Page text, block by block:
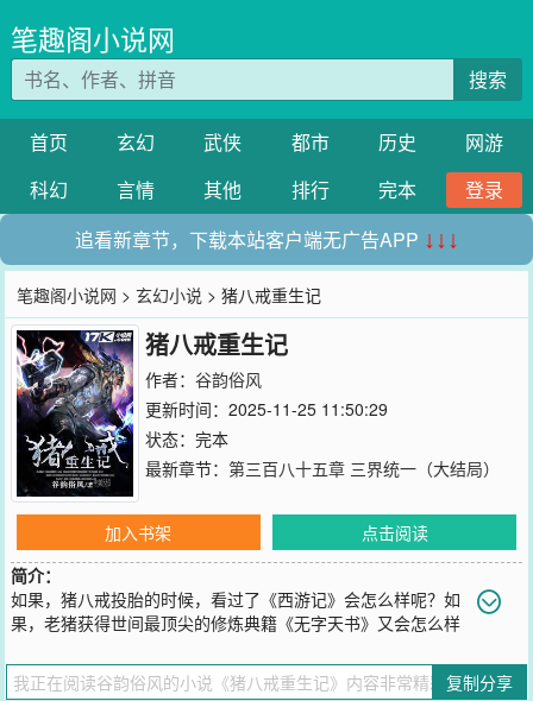
笔趣阁小说网
搜索
首页 玄幻 武侠 都市 历史
网游
科幻
言情 其他 排行 完本
登录
追看新章节，下载本站客户端无广告APP ↓↓↓
笔趣阁小说网 >玄幻小说 > 猪八戒重生记
猪八戒重生记
作者： 谷韵俗风
更新时间：2025-11-25 11:50:29
状态：完本
最新章节： 第三百八十五章 三界统一（大结局）
加入书架
点击阅读
简介：
如果，猪八戒投胎的时候，看过了《西游记》会怎么样呢？如
果，老猪获得世间最顶尖的修炼典籍《无字天书》又会怎么样
箭双雕呀！嫦娥美眉？洗白白等着俺老猪哟！高小姐，为你我抢夺如
来的宝贝！弱水妹妹，嫁给我吧！孙猴子，你不就是有根可大可小的
复制分享